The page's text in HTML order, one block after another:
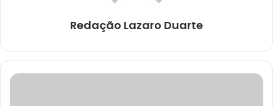
Redação Lazaro Duarte
Governos